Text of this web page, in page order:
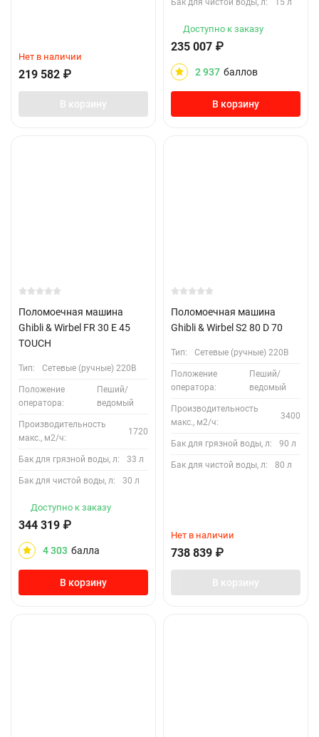
Нет в наличии
219 582 ₽
В корзину
Бак для чистой воды, л: 15 л
Доступно к заказу
235 007 ₽
2 937 баллов
В корзину
Поломоечная машина
Ghibli & Wirbel FR 30 E 45
TOUCH
Тип: Сетевые (ручные) 220В
Положение
оператора:
Пеший/
ведомый
Производительность
макс., м2/ч:
1720
Бак для грязной воды, л: 33 л
Бак для чистой воды, л: 30 л
Доступно к заказу
344 319 ₽
4 303 балла
В корзину
Поломоечная машина
Ghibli & Wirbel S2 80 D 70
Тип: Сетевые (ручные) 220В
Положение
оператора:
Пеший/
ведомый
Производительность
макс., м2/ч:
3400
Бак для грязной воды, л: 90 л
Бак для чистой воды, л: 80 л
Нет в наличии
738 839 ₽
В корзину